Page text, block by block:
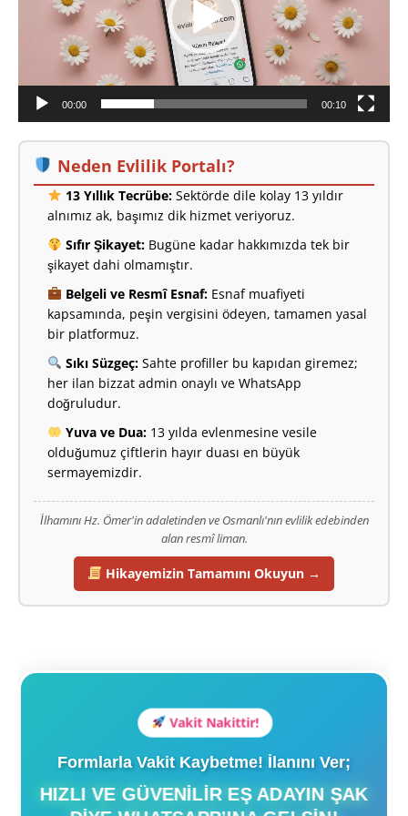
00:00 00:10
Neden Evlilik Portalı?
13 Yıllık Tecrübe:Sektörde dile kolay 13 yıldır
alnımız ak, başımız dik hizmet veriyoruz.
Sıfır Şikayet:Bugüne kadar hakkımızda tek bir
şikayet dahi olmamıştır.
Belgeli ve Resmî Esnaf:Esnaf muafiyeti
kapsamında, peşin vergisini ödeyen, tamamen yasal
bir platformuz.
Sıkı Süzgeç:Sahte profiller bu kapıdan giremez;
her ilan bizzat admin onaylı ve WhatsApp
doğruludur.
Yuva ve Dua:13 yılda evlenmesine vesile
olduğumuz çiftlerin hayır duası en büyük
sermayemizdir.
İlhamını Hz. Ömer'in adaletinden ve Osmanlı'nın evlilik edebinden
alan resmî liman.
Hikayemizin Tamamını Okuyun →
Vakit Nakittir!
Formlarla Vakit Kaybetme! İlanını Ver;
HIZLI VE GÜVENILIR EŞ ADAYIN ŞAK